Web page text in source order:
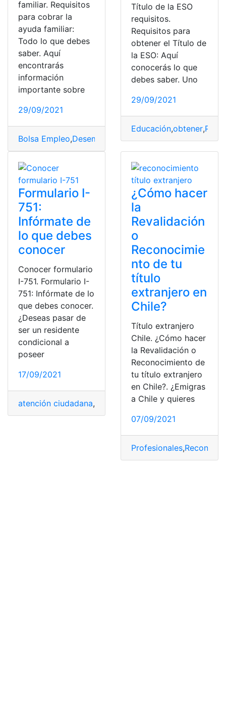
familiar. Requisitos
para cobrar la
ayuda familiar:
Todo lo que debes
saber. Aquí
encontrarás
información
importante sobre
29/09/2021
Bolsa Empleo,Desempleo información,Informe,
Título de la ESO
requisitos.
Requisitos para
obtener el Título de
la ESO: Aquí
conocerás lo que
debes saber. Uno
29/09/2021
Educación,obtener,
Formulario I-
751:
Infórmate de
lo que debes
conocer
Conocer formulario
I-751. Formulario I-
751: Infórmate de lo
que debes conocer.
¿Deseas pasar de
ser un residente
condicional a
poseer
17/09/2021
atención ciudadana, ciudadanía ciudadanos,Estados
¿Cómo hacer
la
Revalidación
o
Reconocimie
nto de tu
título
extranjero en
Chile?
Título extranjero
Chile. ¿Cómo hacer
la Revalidación o
Reconocimiento de
tu título extranjero
en Chile?. ¿Emigras
a Chile y quieres
07/09/2021
Profesionales,